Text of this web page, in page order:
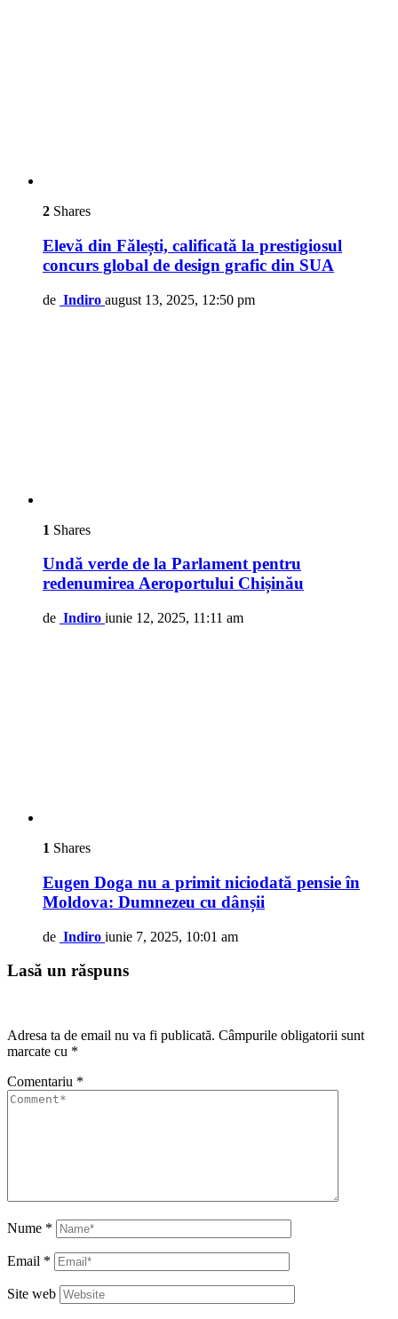
2 Shares
Elevă din Fălești, calificată la prestigiosul
concurs global de design grafic din SUA
de Indiro august 13, 2025, 12:50 pm
1 Shares
Undă verde de la Parlament pentru
redenumirea Aeroportului Chișinău
de Indiro iunie 12, 2025, 11:11 am
1 Shares
Eugen Doga nu a primit niciodată pensie în
Moldova: Dumnezeu cu dânșii
de Indiro iunie 7, 2025, 10:01 am
Lasă un răspuns
Adresa ta de email nu va fi publicată. Câmpurile obligatorii sunt
marcate cu *
Comentariu *
Nume *
Email *
Site web